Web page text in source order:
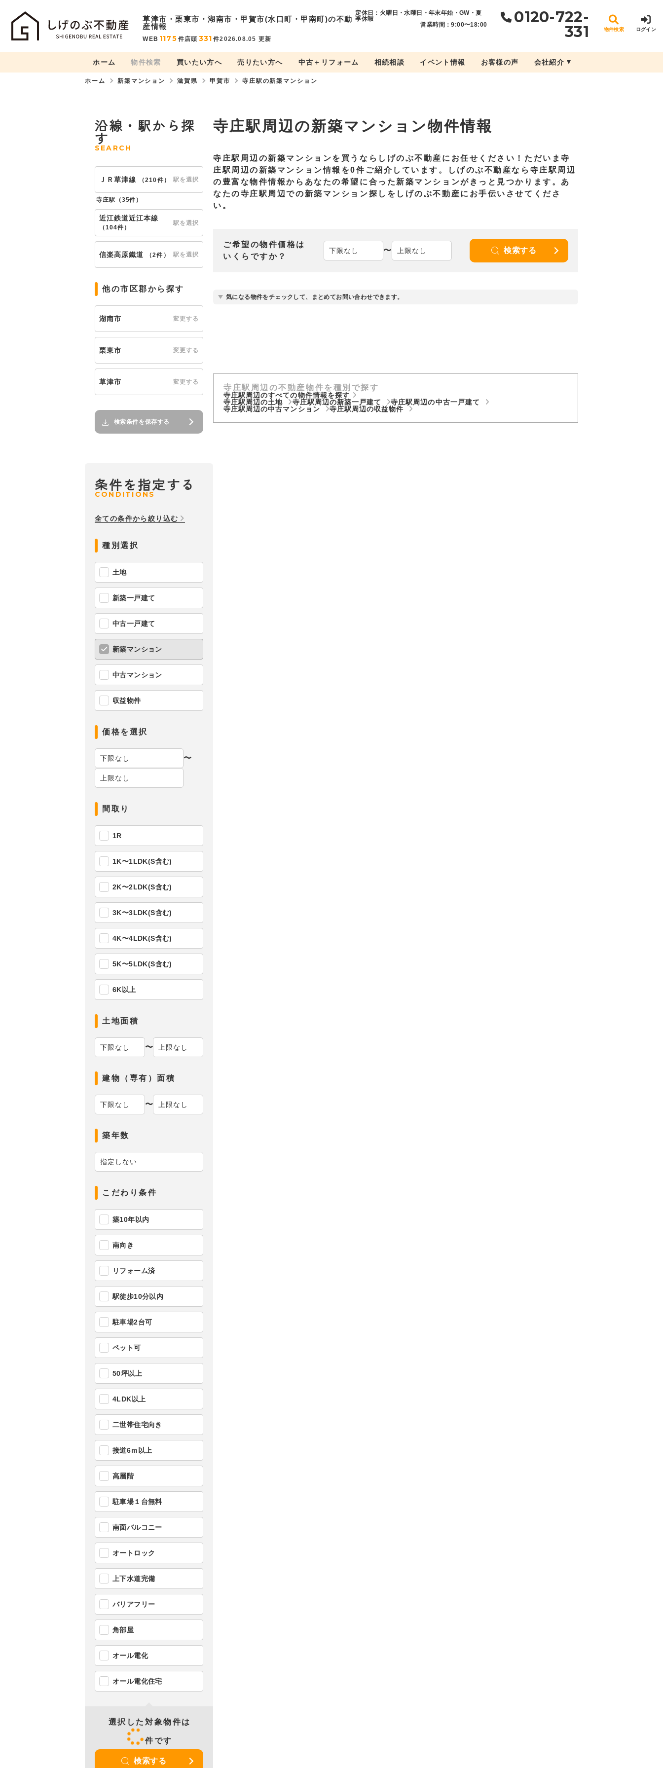
草津市・栗東市・湖南市・ 甲賀市(水口町・甲南町)の不動
産情報
WEB 1175 件店頭 331 件2026.08.05 更新
0120-722-
331
定休日：火曜日・水曜日・年末年始・GW・夏
季休暇
営業時間：9:00〜18:00
物件検索 ログイン
ホーム 物件検索 買いたい方へ 売りたい方へ 中古＋リフォーム 相続相談 イベント情報 お客様の声 会社紹介
ホーム 新築マンション 滋賀県 甲賀市 寺庄駅の新築マンション
寺庄駅周辺の新築マンション物件情報
寺庄駅周辺の新築マンションを買うならしげのぶ不動産にお任せください！ただいま寺
庄駅周辺の新築マンション情報を0件ご紹介しています。しげのぶ不動産なら寺庄駅周辺
の豊富な物件情報からあなたの希望に合った新築マンションがきっと見つかります。あ
なたの寺庄駅周辺での新築マンション探しをしげのぶ不動産にお手伝いさせてくださ
い。
ご希望の物件価格は
いくらですか？
〜 検索する
気になる物件をチェックして、まとめてお問い合わせできます。
寺庄駅周辺の不動産物件を種別で探す
寺庄駅周辺のすべての物件情報を探す
寺庄駅周辺の土地
寺庄駅周辺の新築一戸建て
寺庄駅周辺の中古一戸建て
寺庄駅周辺の中古マンション
寺庄駅周辺の収益物件
沿線・駅から探
す
SEARCH
ＪＲ草津線 （210件 ） 駅を選択
寺庄駅（35件 ）
近江鉄道近江本線
（104件 ）
駅を選択
信楽高原鐵道 （2件 ） 駅を選択
他の市区郡から探す
湖南市 変更する
栗東市 変更する
草津市 変更する
検索条件を保存する
条件を指定する
CONDITIONS
全ての条件から絞り込む
種別選択
土地
新築一戸建て
中古一戸建て
新築マンション
中古マンション
収益物件
価格を選択
〜
間取り
1R
1K〜1LDK(S含む)
2K〜2LDK(S含む)
3K〜3LDK(S含む)
4K〜4LDK(S含む)
5K〜5LDK(S含む)
6K以上
土地面積
〜
建物（専有）面積
〜
築年数
こだわり条件
築10年以内
南向き
リフォーム済
駅徒歩10分以内
駐車場2台可
ペット可
50坪以上
4LDK以上
二世帯住宅向き
接道6ｍ以上
高層階
駐車場１台無料
南面バルコニー
オートロック
上下水道完備
バリアフリー
角部屋
オール電化
オール電化住宅
選択した対象物件は
件です
検索する